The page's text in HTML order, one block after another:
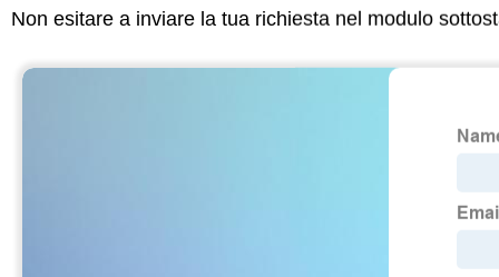
Non esitare a inviare la tua richiesta nel modulo